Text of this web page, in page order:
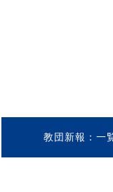
教団新報